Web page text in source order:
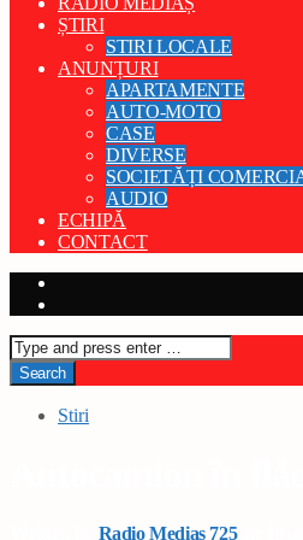
ȘTIRI
STIRI LOCALE
ANUNȚURI
APARTAMENTE
AUTO-MOTO
CASE
DIVERSE
SOCIETĂȚI
AUDIO
ECHIPĂ
CONTACT
Stiri
Radio Medias 725on 19